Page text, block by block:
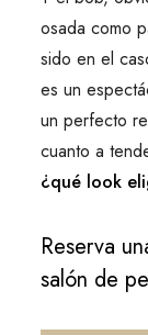
osada como
sido en el
es un
un perfecto
cuanto a
¿qué look
Reserva
salón de